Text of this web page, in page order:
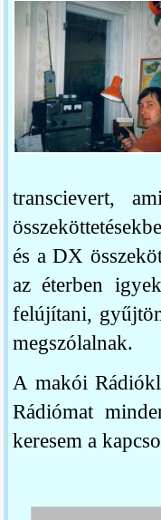
transcievert,
és a DX
az éterben
felújítani,
megszólalnak.
A makói
Rádiómat
keresem a